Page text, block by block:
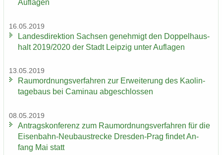
Auf­la­gen
16.05.2019
Lan­des­di­rek­ti­on Sach­sen ge­neh­migt den Dop­pel­haus­
halt 2019/2020 der Stadt Leip­zig unter Auf­la­gen
13.05.2019
Raum­ord­nungs­ver­fah­ren zur Er­wei­te­rung des Kao­lin­
ta­ge­baus bei Ca­min­au ab­ge­schlos­sen
08.05.2019
An­trags­kon­fe­renz zum Raum­ord­nungs­ver­fah­ren für die
Eisenbahn-​Neubaustrecke Dresden-​Prag fin­det An­
fang Mai statt